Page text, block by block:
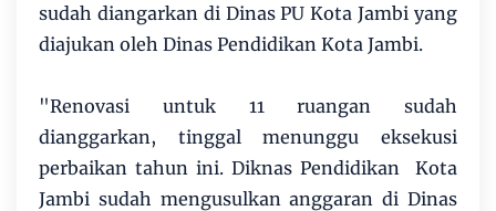
sudah diangarkan di Dinas PU Kota Jambi yang
diajukan oleh Dinas Pendidikan Kota Jambi.
"Renovasi untuk 11 ruangan sudah
dianggarkan, tinggal menunggu eksekusi
perbaikan tahun ini. Diknas Pendidikan Kota
Jambi sudah mengusulkan anggaran di Dinas